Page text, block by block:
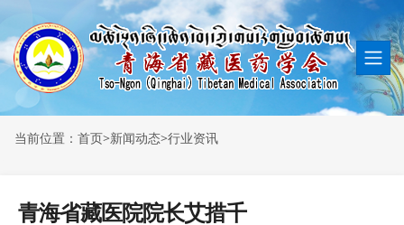
当前位置： 首页>新闻动态>行业资讯
青海省藏医院院长艾措千